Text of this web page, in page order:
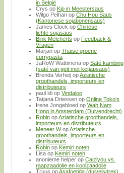
in België
Crys op Kip in Meestersaus
Wilgo Pelhan op Chu Hou Saus
(Kantonese sojabonensaus)
James Clock op Chinese
lichte sojasaus
Bink Melcherts op Feedback &
Vragen
Marjan op Thaise groene
currypasta
JaRoW Wattimena op Saté kambing
(saté van geit met ketjapsaus)
Brenda Verheij opAziatische
groothandels, importeurs en
distributeurs
paul idi op Vindaloo
Tatjana Driessen op Online Toko’s
Irene Jongebloed op Wah Nam
Hong in Amsterdam (Duivendrecht)
Robin opAziatische groothandels,
importeurs en distributeurs
Meneer WopAziatische
groothandels, importeurs en
distributeurs
Robin op Kemiri noten
Lisa op Kemiri noten
anonieme helper op Caiziyou vs.
raapzaadolie en koolzaadolie
Truus opAsafoetida (duivelsdrek)